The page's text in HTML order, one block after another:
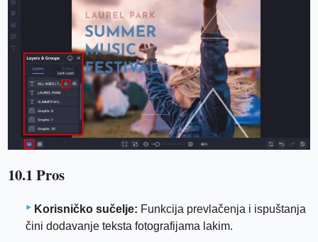
10.1 Pros
Korisničko sučelje: Funkcija prevlačenja i ispuštanja
čini dodavanje teksta fotografijama lakim.